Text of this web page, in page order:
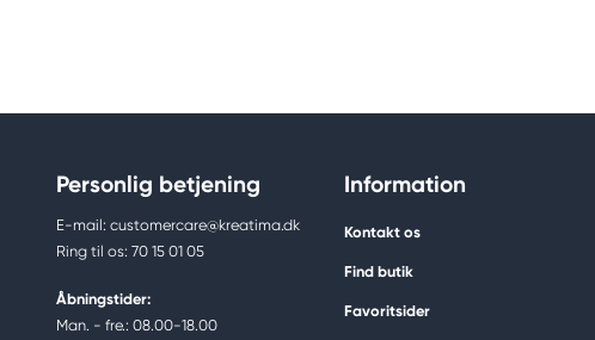
Personlig betjening
E-mail: customercare@kreatima.dk
Ring til os: 70 15 01 05
Åbningstider:
Man. - fre.: 08.00-18.00
Information
Kontakt os
Find butik
Favoritsider